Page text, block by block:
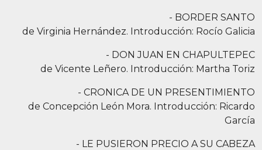
- BORDER SANTO
de Virginia Hernández. Introducción: Rocío Galicia
- DON JUAN EN CHAPULTEPEC
de Vicente Leñero. Introducción: Martha Toriz
- CRONICA DE UN PRESENTIMIENTO
de Concepción León Mora. Introducción: Ricardo
García
- LE PUSIERON PRECIO A SU CABEZA